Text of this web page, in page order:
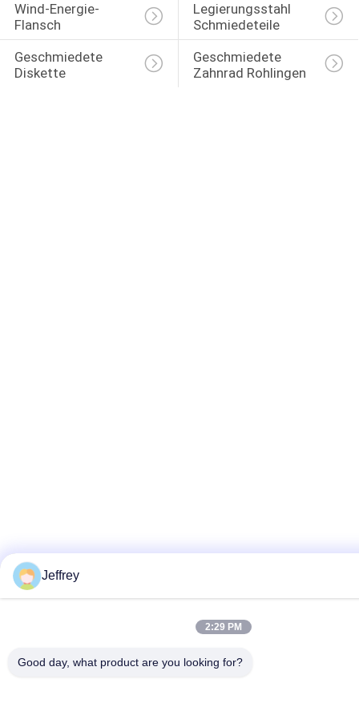
Wind-Energie-
Flansch
Legierungsstahl
Schmiedeteile
Geschmiedete
Diskette
Geschmiedete
Zahnrad Rohlingen
Jeffrey
2:29 PM
Good day, what product are you looking for?